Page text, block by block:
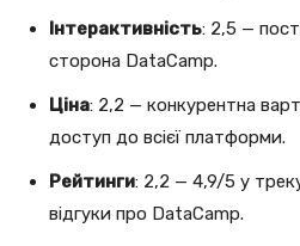
Інтерактивність: 2,5 —
сторона DataCamp.
Ціна: 2,2 — конкурентна
доступ до всієї платформи.
Рейтинги: 2,2 — 4,9/5 у
відгуки про DataCamp.